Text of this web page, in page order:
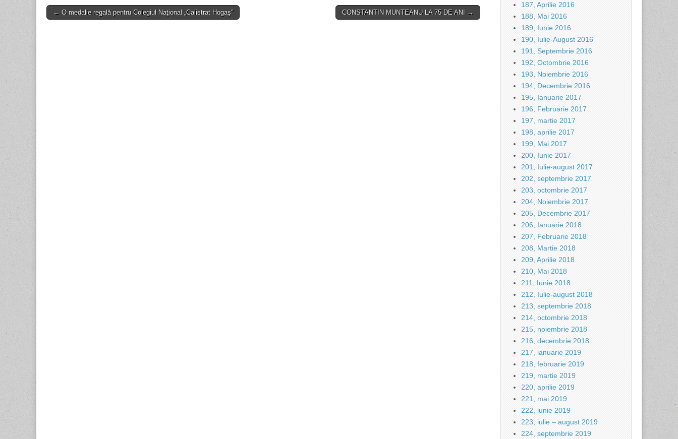
Post
← O medalie regală pentru Colegiul Naţional „Calistrat Hogaş” CONSTANTIN MUNTEANU LA 75 DE ANI →
187, Aprilie 2016
188, Mai 2016
189, Iunie 2016
190, Iulie-August 2016
191, Septembrie 2016
192, Octombrie 2016
193, Noiembrie 2016
194, Decembrie 2016
195, Ianuarie 2017
196, Februarie 2017
197, martie 2017
198, aprilie 2017
199, Mai 2017
200, Iunie 2017
201, Iulie-august 2017
202, septembrie 2017
203, octombrie 2017
204, Noiembrie 2017
205, Decembrie 2017
206, Ianuarie 2018
207, Februarie 2018
208, Martie 2018
209, Aprilie 2018
210, Mai 2018
211, Iunie 2018
212, Iulie-august 2018
213, septembrie 2018
214, octombrie 2018
215, noiembrie 2018
216, decembrie 2018
217, ianuarie 2019
218, februarie 2019
219, martie 2019
220, aprilie 2019
221, mai 2019
222, iunie 2019
223, iulie – august 2019
224, septembrie 2019